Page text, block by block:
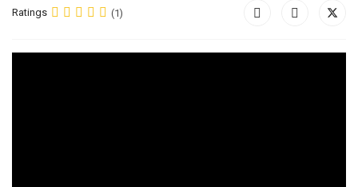
Ratings (1)